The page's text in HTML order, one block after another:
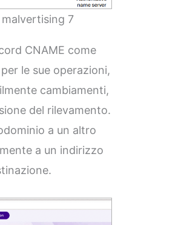
7
CNAME come
le sue operazioni,
cambiamenti,
del rilevamento.
a un altro
a un indirizzo